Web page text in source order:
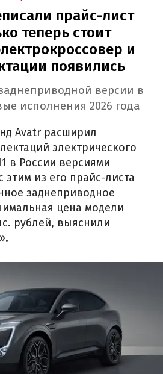
прайс-лист
теперь стоит
и
появились
версии в
исполнения 2026 года
Avatr расширил
электрического
в России версиями
этим из его прайс-листа
заднеприводное
цена модели
рублей, выяснили